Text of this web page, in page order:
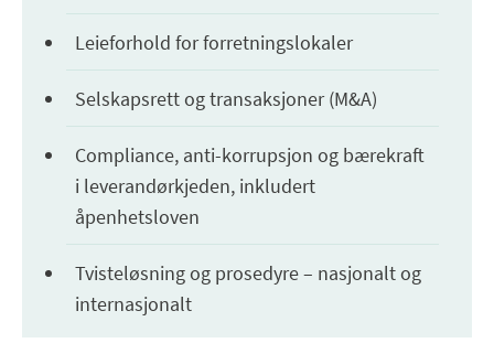
Leieforhold for forretningslokaler
Selskapsrett og transaksjoner (M&A)
Compliance, anti-korrupsjon og bærekraft
i leverandørkjeden, inkludert
åpenhetsloven
Tvisteløsning og prosedyre – nasjonalt og
internasjonalt